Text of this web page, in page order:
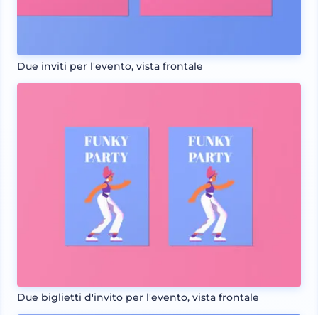
Due inviti per l'evento, vista frontale
Due biglietti d'invito per l'evento, vista frontale